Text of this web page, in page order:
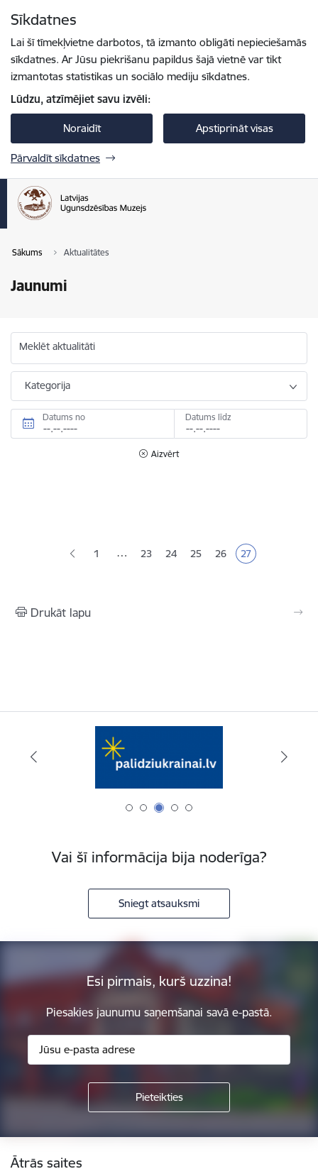
Sīkdatnes
Lai šī tīmekļvietne darbotos, tā izmanto obligāti nepieciešamās
sīkdatnes. Ar Jūsu piekrišanu papildus šajā vietnē var tikt
izmantotas statistikas un sociālo mediju sīkdatnes.
Lūdzu, atzīmējiet savu izvēli:
Noraidīt Apstiprināt visas
Pārvaldīt sīkdatnes
Sākums Aktualitātes
Jaunumi
Meklēt aktualitāti
Kategorija
Datums no Datums līdz
Aizvērt
1 … Lapa
23 Lapa
24 Lapa
25 Lapa
26 Pašreizējā lapa
27
Drukāt lapu
Vai šī informācija bija noderīga?
Sniegt atsauksmi
Esi pirmais, kurš uzzina!
Piesakies jaunumu saņemšanai savā e-pastā.
Ātrās saites